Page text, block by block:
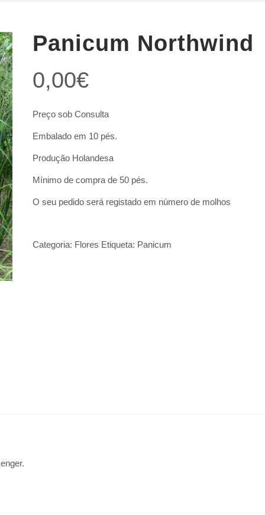
Panicum Northwind
0,00€
Preço sob Consulta
Embalado em 10 pés.
Produção Holandesa
Mínimo de compra de 50 pés.
O seu pedido será registado em número de molhos
Categoria: Flores Etiqueta: Panicum